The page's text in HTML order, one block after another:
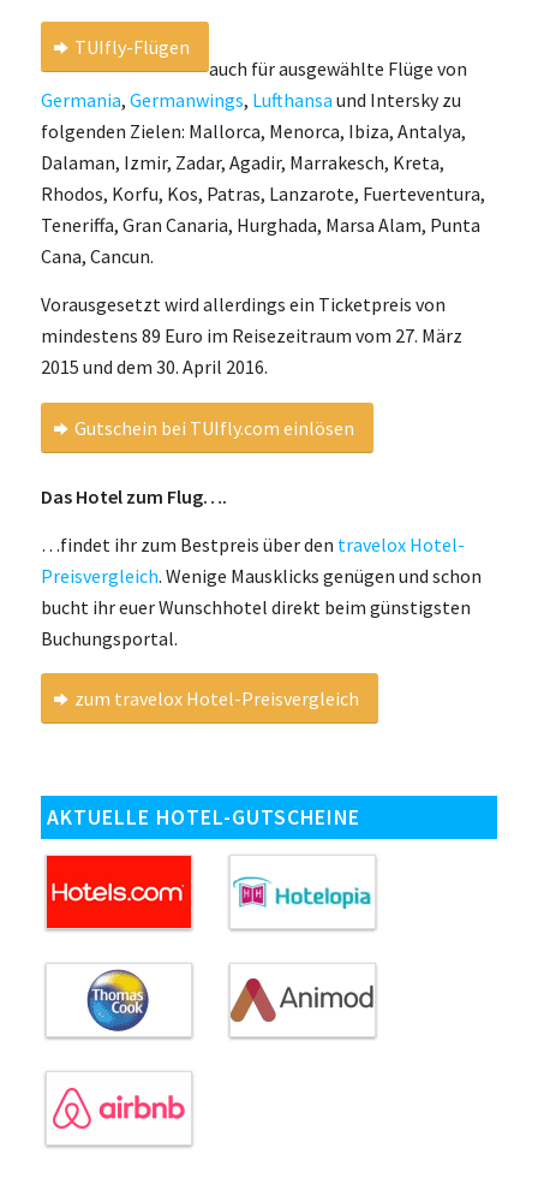
TUIfly-Flügen
auch für ausgewählte Flüge von
Germania, Germanwings, Lufthansa und Intersky zu
folgenden Zielen: Mallorca, Menorca, Ibiza, Antalya,
Dalaman, Izmir, Zadar, Agadir, Marrakesch, Kreta,
Rhodos, Korfu, Kos, Patras, Lanzarote, Fuerteventura,
Teneriffa, Gran Canaria, Hurghada, Marsa Alam, Punta
Cana, Cancun.
Vorausgesetzt wird allerdings ein Ticketpreis von
mindestens 89 Euro im Reisezeitraum vom 27. März
2015 und dem 30. April 2016.
Gutschein bei TUIfly.com einlösen
Das Hotel zum Flug….
…findet ihr zum Bestpreis über den travelox Hotel-
Preisvergleich. Wenige Mausklicks genügen und schon
bucht ihr euer Wunschhotel direkt beim günstigsten
Buchungsportal.
zum travelox Hotel-Preisvergleich
AKTUELLE HOTEL-GUTSCHEINE